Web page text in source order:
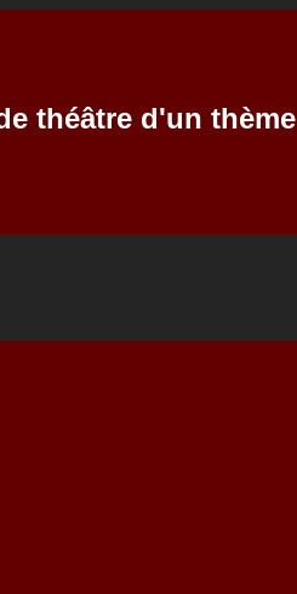
théâtre d'un thème